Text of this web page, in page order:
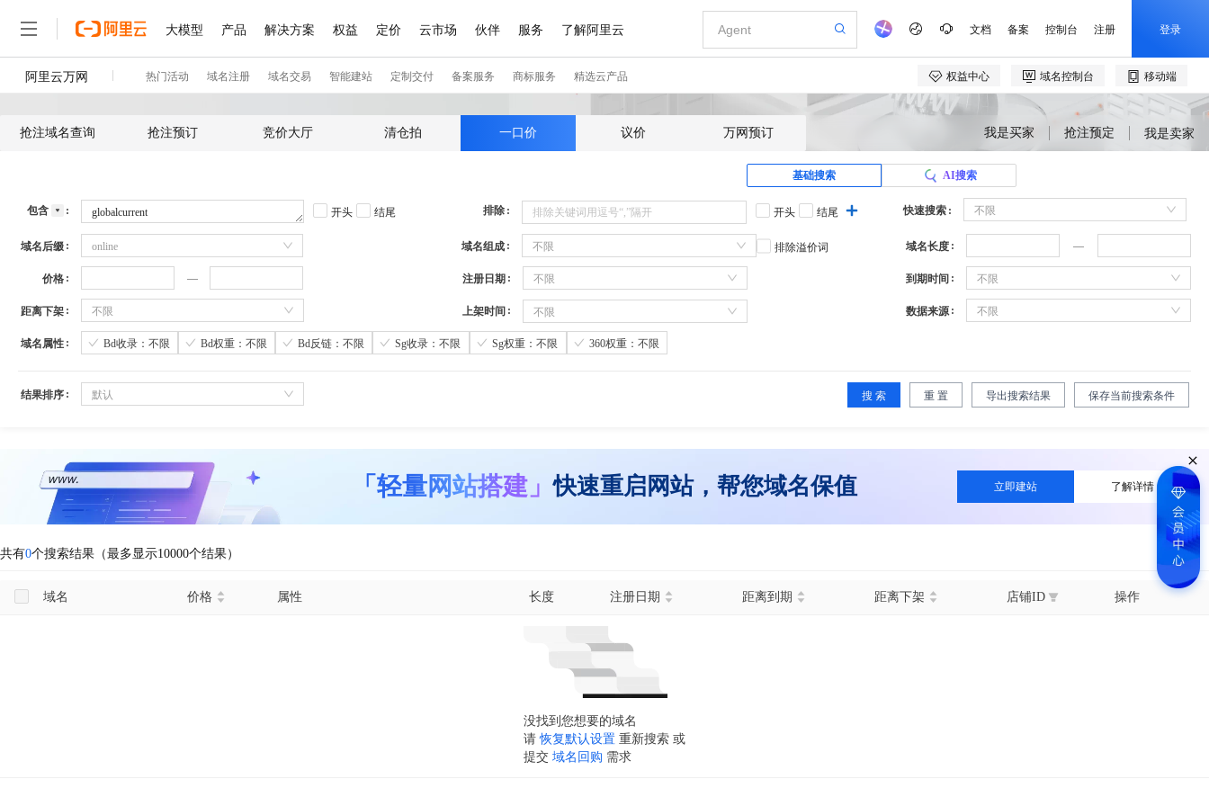
抢注域名查询 抢注预订 竞价大厅 清仓拍 一口价 议价 万网预订 我是买家 抢注预定 我是卖家
基础搜索 AI搜索
包含 开头 结尾 排除 开头 结尾 快速搜索 不限
域名后缀 online 域名组成 不限 排除溢价词 域名长度
价格 注册日期 不限 到期时间 不限
距离下架 不限 上架时间 不限 数据来源 不限
域名属性 Bd收录：不限 Bd权重：不限 Bd反链：不限 Sg收录：不限 Sg权重：不限 360权重：不限
结果排序 默认 搜 索 重 置 导出搜索结果 保存当前搜索条件
「轻量网站搭建」快速重启网站，帮您域名保值 立即建站 了解详情
共有0个搜索结果（最多显示10000个结果）
域名 价格 属性 长度 注册日期 距离到期 距离下架 店铺ID 操作
没找到您想要的域名
请 恢复默认设置 重新搜索 或
提交 域名回购 需求